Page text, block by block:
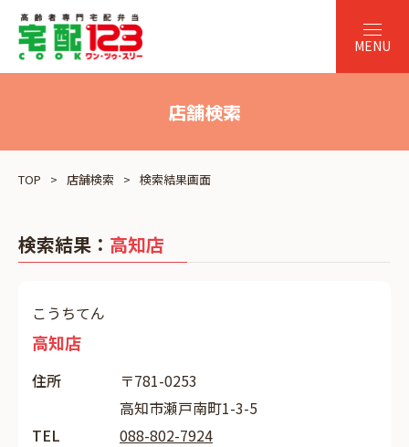
店舗検索
TOP 店舗検索 検索結果画面
検索結果： 高知店
こうちてん
高知店
住所
〒781-0253
高知市瀬戸南町1-3-5
TEL
088-802-7924